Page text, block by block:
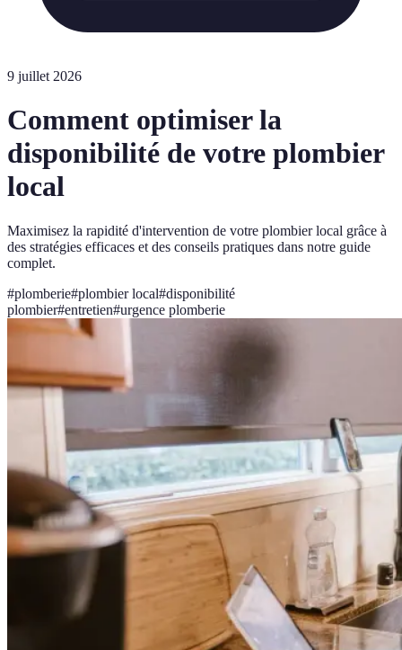
9 juillet 2026
Comment optimiser la
disponibilité de votre plombier
local
Maximisez la rapidité d'intervention de votre plombier local grâce à
des stratégies efficaces et des conseils pratiques dans notre guide
complet.
#plomberie#plombier local#disponibilité
plombier#entretien#urgence plomberie